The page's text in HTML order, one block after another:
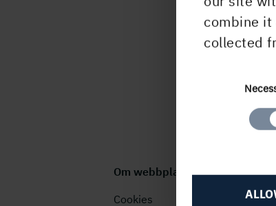
combine it
collected
Om webbplatsen
Cookies